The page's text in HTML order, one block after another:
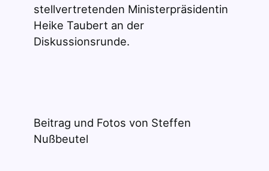
stellvertretenden Ministerpräsidentin
Heike Taubert an der
Diskussionsrunde.
Beitrag und Fotos von Steffen
Nußbeutel